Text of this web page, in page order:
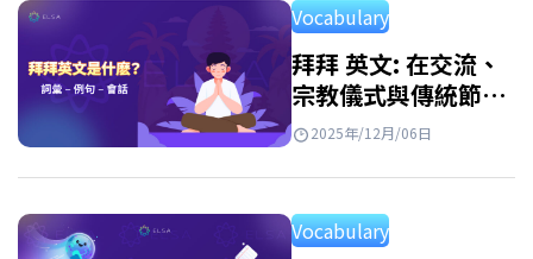
Vocabulary
拜拜 英文: 在交流、
宗教儀式與傳統節慶
中的表達方式
2025年/12月/06日
Vocabulary